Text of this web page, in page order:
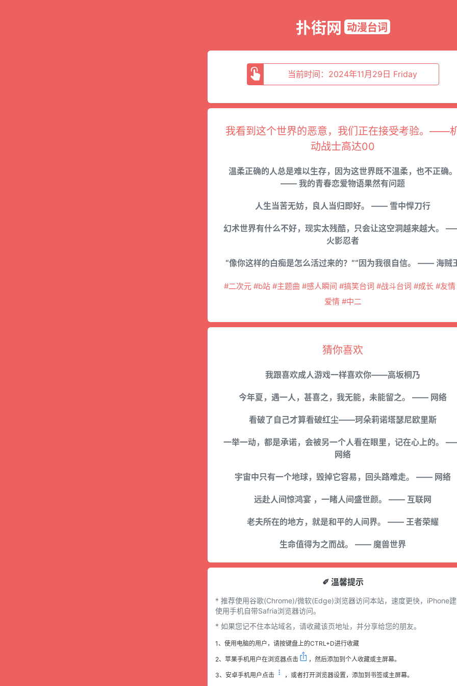
扑街网 动漫台词
当前时间：2024年11月29日 Friday
我看到这个世界的恶意，我们正在接受考验。——
动战士高达00
温柔正确的人总是难以生存，因为这世界既不温柔，也不正确。
—— 我的青春恋爱物语果然有问题
人生当苦无妨，良人当归即好。 —— 雪中悍刀行
幻术世界有什么不好，现实太残酷，只会让这空洞越来越大。
火影忍者
“像你这样的白痴是怎么活过来的？”“因为我很自信。 —— 海贼
#二次元 #b站 #主题曲 #感人瞬间 #搞笑台词 #战斗台词 #成长 #友情
爱情 #中二
猜你喜欢
我跟喜欢成人游戏一样喜欢你——高坂桐乃
今年夏，遇一人，甚喜之，我无能，未能留之。 —— 网络
看破了自己才算看破红尘——珂朵莉诺塔瑟尼欧里斯
一举一动，都是承诺，会被另一个人看在眼里，记在心上的。
网络
宇宙中只有一个地球，毁掉它容易，回头路难走。 —— 网络
远赴人间惊鸿宴 ，一睹人间盛世颜。 —— 互联网
老夫所在的地方，就是和平的人间界。 —— 王者荣耀
生命值得为之而战。 —— 魔兽世界
✐ 溫馨提示
* 推荐使用谷歌(Chrome)/微软(Edge)浏览器访问本站，速度更快，iPhone
使用手机自带Safria浏览器访问。
* 如果您记不住本站域名，请收藏该页地址，并分享给您的朋友。
1、使用电脑的用户，请按键盘上的CTRL+D进行收藏
2、苹果手机用户在浏览器点击 ，然后添加到个人收藏或主屏幕。
3、安卓手机用户点击 ，或者打开浏览器设置，添加到书签或主屏幕。